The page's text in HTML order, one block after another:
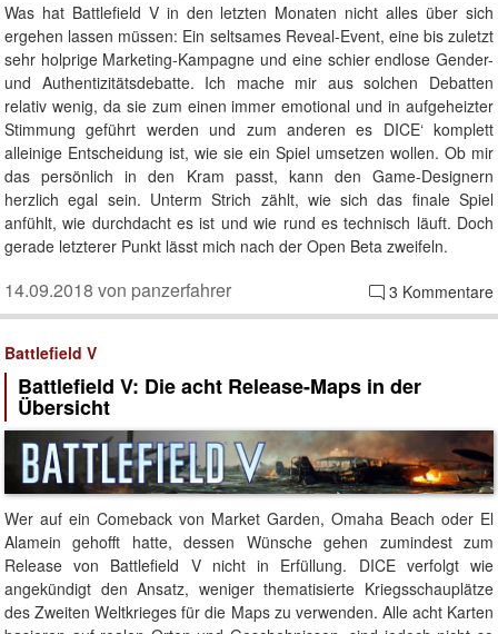
Was hat Battlefield V in den letzten Monaten nicht alles über sich
ergehen lassen müssen: Ein seltsames Reveal-Event, eine bis zuletzt
sehr holprige Marketing-Kampagne und eine schier endlose Gender-
und Authentizitätsdebatte. Ich mache mir aus solchen Debatten
relativ wenig, da sie zum einen immer emotional und in aufgeheizter
Stimmung geführt werden und zum anderen es DICE‘ komplett
alleinige Entscheidung ist, wie sie ein Spiel umsetzen wollen. Ob mir
das persönlich in den Kram passt, kann den Game-Designern
herzlich egal sein. Unterm Strich zählt, wie sich das finale Spiel
anfühlt, wie durchdacht es ist und wie rund es technisch läuft. Doch
gerade letzterer Punkt lässt mich nach der Open Beta zweifeln.
3 Kommentare
14.09.2018 von panzerfahrer
Battlefield V
Battlefield V: Die acht Release-Maps in der
Übersicht
Wer auf ein Comeback von Market Garden, Omaha Beach oder El
Alamein gehofft hatte, dessen Wünsche gehen zumindest zum
Release von Battlefield V nicht in Erfüllung. DICE verfolgt wie
angekündigt den Ansatz, weniger thematisierte Kriegsschauplätze
des Zweiten Weltkrieges für die Maps zu verwenden. Alle acht Karten